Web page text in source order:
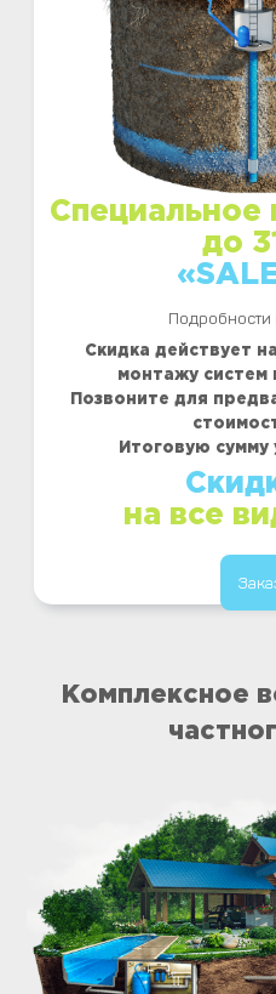
Специальное
до
Подробности
Скидка действует
монтажу систем
Позвоните для
Итоговую сумму
на все
Комплексное